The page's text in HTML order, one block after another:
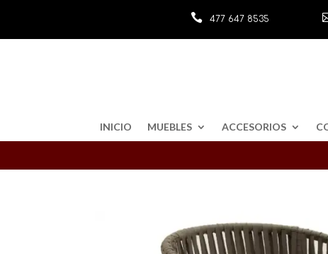
 477 647 8535
INICIO MUEBLES ACCESORIOS